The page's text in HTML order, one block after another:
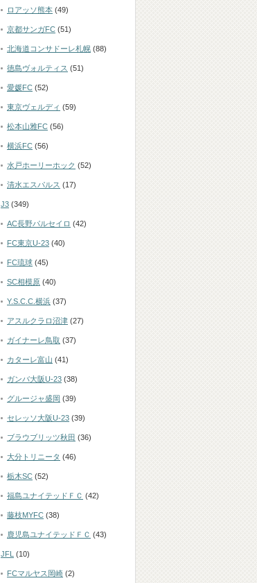
ロアッソ熊本 (49)
京都サンガFC (51)
北海道コンサドーレ札幌 (88)
徳島ヴォルティス (51)
愛媛FC (52)
東京ヴェルディ (59)
松本山雅FC (56)
横浜FC (56)
水戸ホーリーホック (52)
清水エスパルス (17)
J3 (349)
AC長野パルセイロ (42)
FC東京U-23 (40)
FC琉球 (45)
SC相模原 (40)
Y.S.C.C.横浜 (37)
アスルクラロ沼津 (27)
ガイナーレ鳥取 (37)
カターレ富山 (41)
ガンバ大阪U-23 (38)
グルージャ盛岡 (39)
セレッソ大阪U-23 (39)
ブラウブリッツ秋田 (36)
大分トリニータ (46)
栃木SC (52)
福島ユナイテッドＦＣ (42)
藤枝MYFC (38)
鹿児島ユナイテッドＦＣ (43)
JFL (10)
FCマルヤス岡崎 (2)